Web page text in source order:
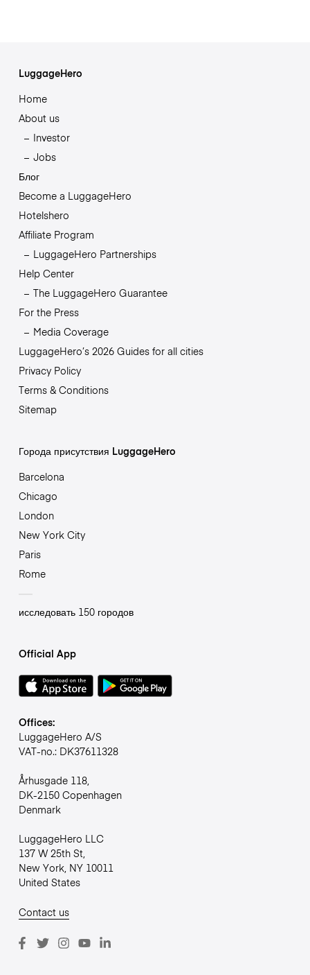
LuggageHero
Home
About us
Investor
Jobs
Блог
Become a LuggageHero
Hotelshero
Affiliate Program
LuggageHero Partnerships
Help Center
The LuggageHero Guarantee
For the Press
Media Coverage
LuggageHero’s 2026 Guides for all cities
Privacy Policy
Terms & Conditions
Sitemap
Города присутствия LuggageHero
Barcelona
Chicago
London
New York City
Paris
Rome
исследовать 150 городов
Official App
Offices:
LuggageHero A/S
VAT-no.: DK37611328
Århusgade 118,
DK-2150 Copenhagen
Denmark
LuggageHero LLC
137 W 25th St,
New York, NY 10011
United States
Contact us